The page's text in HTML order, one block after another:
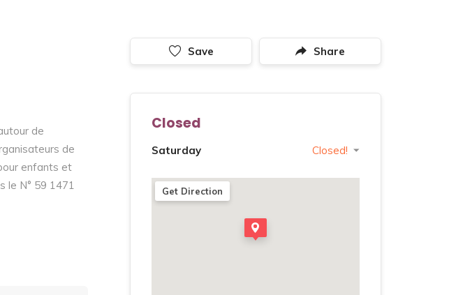
de
de
enfants et
le N° 59 1471
Save Share
Closed
Saturday Closed!
Get Direction